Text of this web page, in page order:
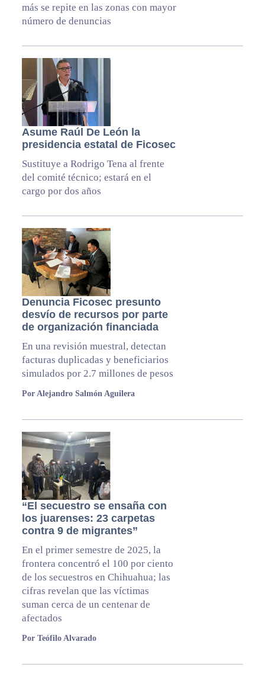
más se repite en las zonas con mayor
número de denuncias
Asume Raúl De León la
presidencia estatal de Ficosec
Sustituye a Rodrigo Tena al frente
del comité técnico; estará en el
cargo por dos años
Denuncia Ficosec presunto
desvío de recursos por parte
de organización financiada
En una revisión muestral, detectan
facturas duplicadas y beneficiarios
simulados por 2.7 millones de pesos
Por Alejandro Salmón Aguilera
“El secuestro se ensaña con
los juarenses: 23 carpetas
contra 9 de migrantes”
En el primer semestre de 2025, la
frontera concentró el 100 por ciento
de los secuestros en Chihuahua; las
cifras revelan que las víctimas
suman cerca de un centenar de
afectados
Por Teófilo Alvarado